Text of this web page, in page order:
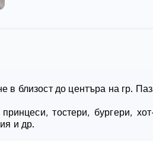
в близост до центъра на гр.
тостери, бургери,
и др.